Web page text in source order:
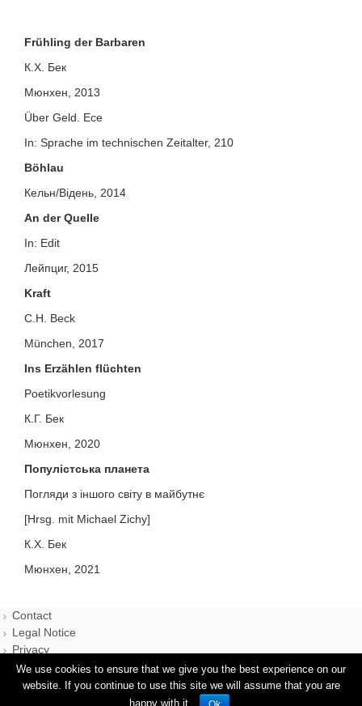
Frühling der Barbaren
К.Х. Бек
Мюнхен, 2013
Über Geld. Есе
In: Sprache im technischen Zeitalter, 210
Böhlau
Кельн/Відень, 2014
An der Quelle
In: Edit
Лейпциг, 2015
Kraft
C.H. Beck
München, 2017
Ins Erzählen flüchten
Poetikvorlesung
К.Г. Бек
Мюнхен, 2020
Популістська планета
Погляди з іншого світу в майбутнє
[Hrsg. mit Michael Zichy]
К.Х. Бек
Мюнхен, 2021
Contact
Legal Notice
Privacy
We use cookies to ensure that we give you the best experience on our
website. If you continue to use this site we will assume that you are
happy with it.